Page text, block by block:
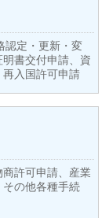
認定・更新・変
書交付申請、資
入国許可申請
許可申請、産業
の他各種手続